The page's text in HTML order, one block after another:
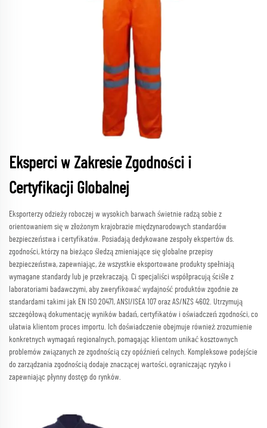
Eksperci w Zakresie Zgodności i
Certyfikacji Globalnej
Eksporterzy odzieży roboczej w wysokich barwach świetnie radzą sobie z
orientowaniem się w złożonym krajobrazie międzynarodowych standardów
bezpieczeństwa i certyfikatów. Posiadają dedykowane zespoły ekspertów ds.
zgodności, którzy na bieżąco śledzą zmieniające się globalne przepisy
bezpieczeństwa, zapewniając, że wszystkie eksportowane produkty spełniają
wymagane standardy lub je przekraczają. Ci specjaliści współpracują ściśle z
laboratoriami badawczymi, aby zweryfikować wydajność produktów zgodnie ze
standardami takimi jak EN ISO 20471, ANSI/ISEA 107 oraz AS/NZS 4602. Utrzymują
szczegółową dokumentację wyników badań, certyfikatów i oświadczeń zgodności, co
ułatwia klientom proces importu. Ich doświadczenie obejmuje również zrozumienie
konkretnych wymagań regionalnych, pomagając klientom unikać kosztownych
problemów związanych ze zgodnością czy opóźnień celnych. Kompleksowe podejście
do zarządzania zgodnością dodaje znaczącej wartości, ograniczając ryzyko i
zapewniając płynny dostęp do rynków.